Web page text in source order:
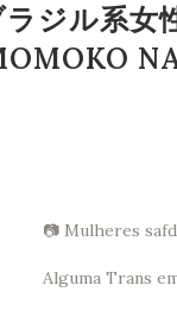
ジル系女
📷 Mulheres
Alguma Trans